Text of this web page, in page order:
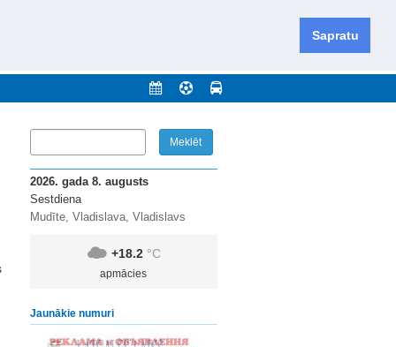
Sapratu
novadu un apkārtējos novadus un pilsētas.
2026. gada 8. augusts
Sestdiena
Mudīte, Vladislava, Vladislavs
+18.2 °C
apmācies
Jaunākie numuri